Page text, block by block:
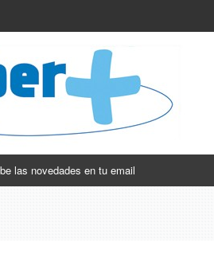
las novedades en tu email